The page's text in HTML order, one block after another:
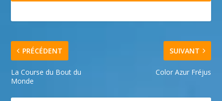
PRÉCÉDENT
La Course du Bout du
Monde
SUIVANT
Color Azur Fréjus